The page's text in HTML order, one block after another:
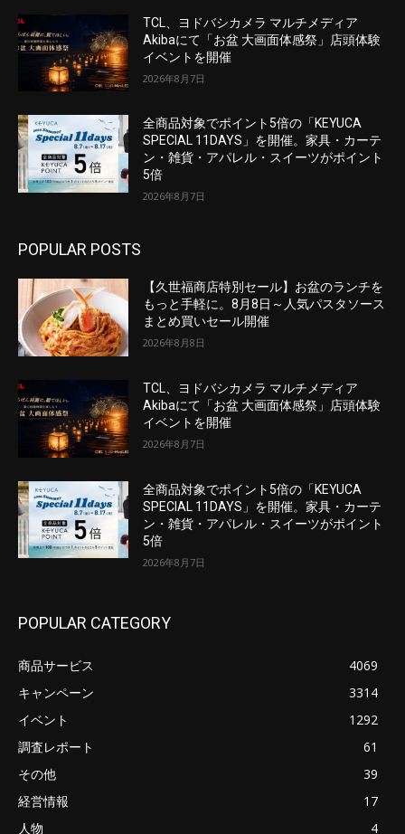
TCL、ヨドバシカメラ マルチメディア
Akibaにて「お盆 大画面体感祭」店頭体験
イベントを開催
2026年8月7日
全商品対象でポイント5倍の「KEYUCA
SPECIAL 11DAYS」を開催。家具・カーテ
ン・雑貨・アパレル・スイーツがポイント
5倍
2026年8月7日
POPULAR POSTS
【久世福商店特別セール】お盆のランチを
もっと手軽に。8月8日～人気パスタソース
まとめ買いセール開催
2026年8月8日
TCL、ヨドバシカメラ マルチメディア
Akibaにて「お盆 大画面体感祭」店頭体験
イベントを開催
2026年8月7日
全商品対象でポイント5倍の「KEYUCA
SPECIAL 11DAYS」を開催。家具・カーテ
ン・雑貨・アパレル・スイーツがポイント
5倍
2026年8月7日
POPULAR CATEGORY
商品サービス
4069
キャンペーン
3314
イベント
1292
調査レポート
61
その他
39
経営情報
17
人物
4